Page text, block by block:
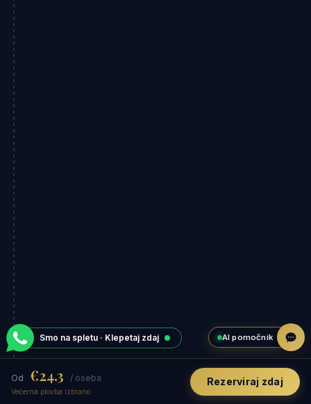
Od €24.3 / oseba
Večerna plovba izbrano
Rezerviraj zdaj
Smo na spletu · Klepetaj zdaj AI pomočnik